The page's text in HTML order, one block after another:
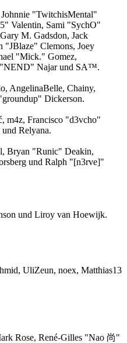
"TwitchisMental"
Valentin, Sami "SychO"
M. Gadsdon, Jack
"JBlaze" Clemons, Joey
"Mick." Gomez,
"NEND" Najar und SA™.
AngelinaBelle, Chainy,
Dickerson.
m4z, Francisco "d3vcho"
Relyana.
Bryan "Runic" Deakin,
und Ralph "[n3rve]"
und Liroy van Hoewijk.
UliZeun, noex, Matthias13
Rose, René-Gilles "Nao 尚"